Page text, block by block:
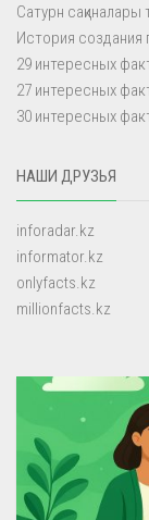
Сатурн сақиналары
История создания
29 интересных
27 интересных
30 интересных
НАШИ ДРУЗЬЯ
inforadar.kz
informator.kz
onlyfacts.kz
millionfacts.kz